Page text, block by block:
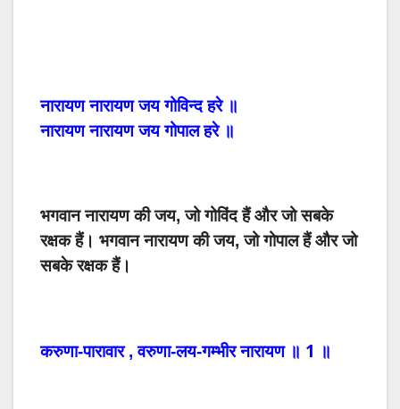
नारायण नारायण जय गोविन्द हरे ॥
नारायण नारायण जय गोपाल हरे ॥
भगवान नारायण की जय, जो गोविंद हैं और जो सबके
रक्षक हैं। भगवान नारायण की जय, जो गोपाल हैं और जो
सबके रक्षक हैं।
करुणा-पारावार,वरुणा-लय-गम्भीर नारायण ॥ 1 ॥